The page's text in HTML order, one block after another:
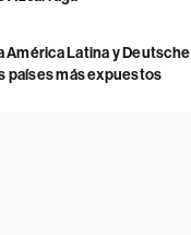
América Latina y Deutsche
países más expuestos